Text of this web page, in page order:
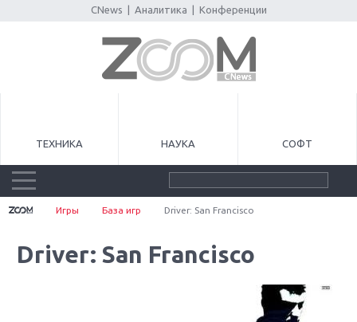
CNews Аналитика Конференции
ТЕХНИКА НАУКА СОФТ
Игры База игр Driver: San Francisco
Driver: San Francisco